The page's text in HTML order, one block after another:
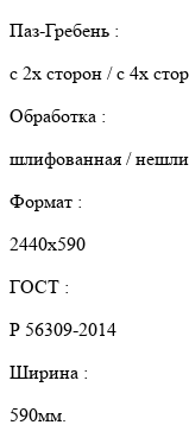
Паз-Гребень :
с 2х сторон / с 4х
Обработка :
шлифованная /
Формат :
2440х590
ГОСТ :
Р 56309-2014
Ширина :
590мм.